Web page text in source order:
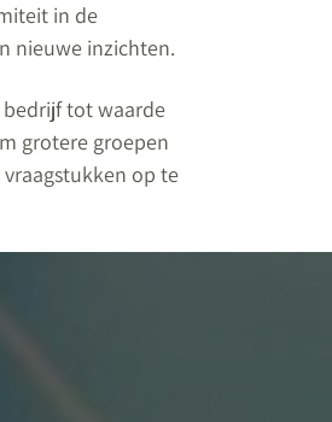
in de
nieuwe inzichten.
tot waarde
grotere groepen
op te